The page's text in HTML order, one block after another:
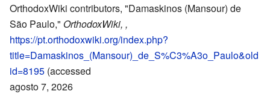
OrthodoxWiki contributors, "Damaskinos (Mansour) de
São Paulo," OrthodoxWiki, ,
https://pt.orthodoxwiki.org/index.php?
title=Damaskinos_(Mansour)_de_S%C3%A3o_Paulo&old
id=8195 (accessed
agosto 7, 2026